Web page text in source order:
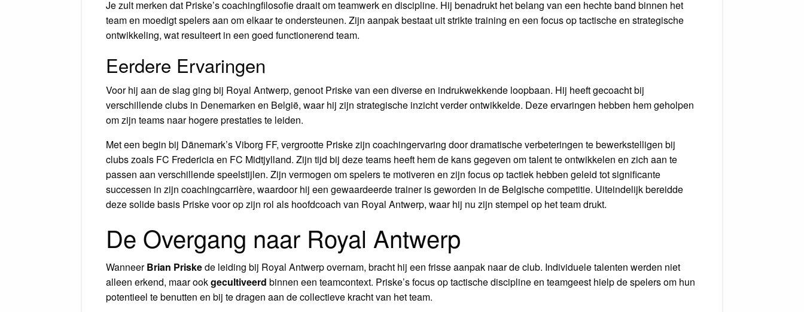
Je zult merken dat Priske’s coachingfilosofie draait om teamwerk en discipline. Hij benadrukt het belang van een hechte band binnen het
team en moedigt spelers aan om elkaar te ondersteunen. Zijn aanpak bestaat uit strikte training en een focus op tactische en strategische
ontwikkeling, wat resulteert in een goed functionerend team.
Eerdere Ervaringen
Voor hij aan de slag ging bij Royal Antwerp, genoot Priske van een diverse en indrukwekkende loopbaan. Hij heeft gecoacht bij
verschillende clubs in Denemarken en België, waar hij zijn strategische inzicht verder ontwikkelde. Deze ervaringen hebben hem geholpen
om zijn teams naar hogere prestaties te leiden.
Met een begin bij Dänemark’s Viborg FF, vergrootte Priske zijn coachingervaring door dramatische verbeteringen te bewerkstelligen bij
clubs zoals FC Fredericia en FC Midtjylland. Zijn tijd bij deze teams heeft hem de kans gegeven om talent te ontwikkelen en zich aan te
passen aan verschillende speelstijlen. Zijn vermogen om spelers te motiveren en zijn focus op tactiek hebben geleid tot significante
successen in zijn coachingcarrière, waardoor hij een gewaardeerde trainer is geworden in de Belgische competitie. Uiteindelijk bereidde
deze solide basis Priske voor op zijn rol als hoofdcoach van Royal Antwerp, waar hij nu zijn stempel op het team drukt.
De Overgang naar Royal Antwerp
WanneerBrian Priskede leiding bij Royal Antwerp overnam, bracht hij een frisse aanpak naar de club. Individuele talenten werden niet
alleen erkend, maar ookgecultiveerd binnen een teamcontext. Priske’s focus op tactische discipline en teamgeest hielp de spelers om hun
potentieel te benutten en bij te dragen aan de collectieve kracht van het team.